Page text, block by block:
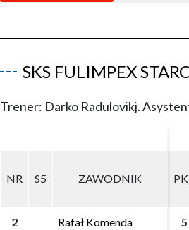
SKS FULIMPEX
Trener: Darko Radulovikj.
NR S5 ZAWODNIK
2 Rafał Komenda 5
NR S5 ZAWODNIK
2 Rafał Komenda 5